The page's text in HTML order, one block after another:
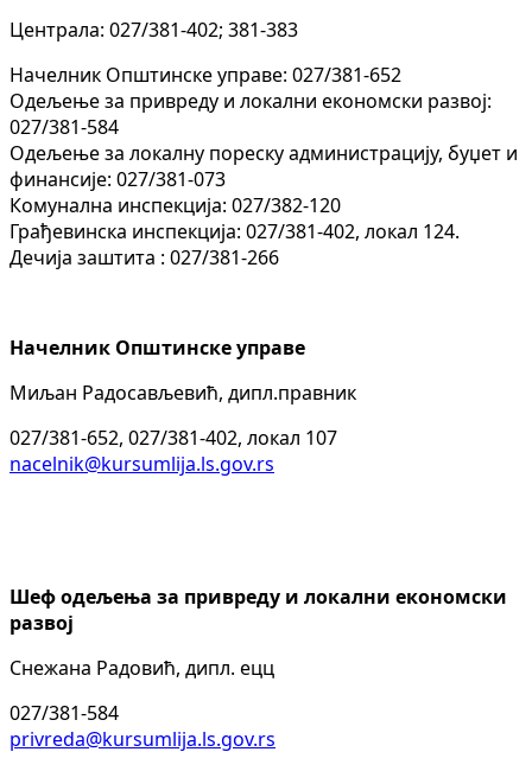
Централа: 027/381-402; 381-383
Начелник Општинске управе: 027/381-652
Одељење за привреду и локални економски развој:
027/381-584
Одељење за локалну пореску администрацију, буџет и
финансије: 027/381-073
Комунална инспекција: 027/382-120
Грађевинска инспекција: 027/381-402, локал 124.
Дечија заштита : 027/381-266
Начелник Општинске управе
Миљан Радосављевић, дипл.правник
027/381-652, 027/381-402, локал 107
nacelnik@kursumlija.ls.gov.rs
Шеф одељења за привреду и локални економски
развој
Снежана Радовић, дипл. ецц
027/381-584
privreda@kursumlija.ls.gov.rs